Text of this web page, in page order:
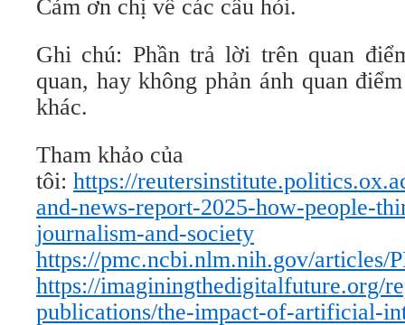
Cảm ơn chị về các câu hỏi.
Ghi chú: Phần trả lời trên quan
quan, hay không phản ánh quan
khác.
Tham khảo của
tôi: https://
and-news-report-2025-how-people-
journalism-and-society
https://pmc.ncbi.nlm.nih.gov/articles/
https://imaginingthedigitalfuture.org/
publications/the-impact-of-artificial-